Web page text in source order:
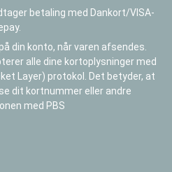
betaling med Dankort/VISA-
din konto, når varen afsendes.
alle dine kortoplysninger med
Layer) protokol. Det betyder, at
dit kortnummer eller andre
med PBS